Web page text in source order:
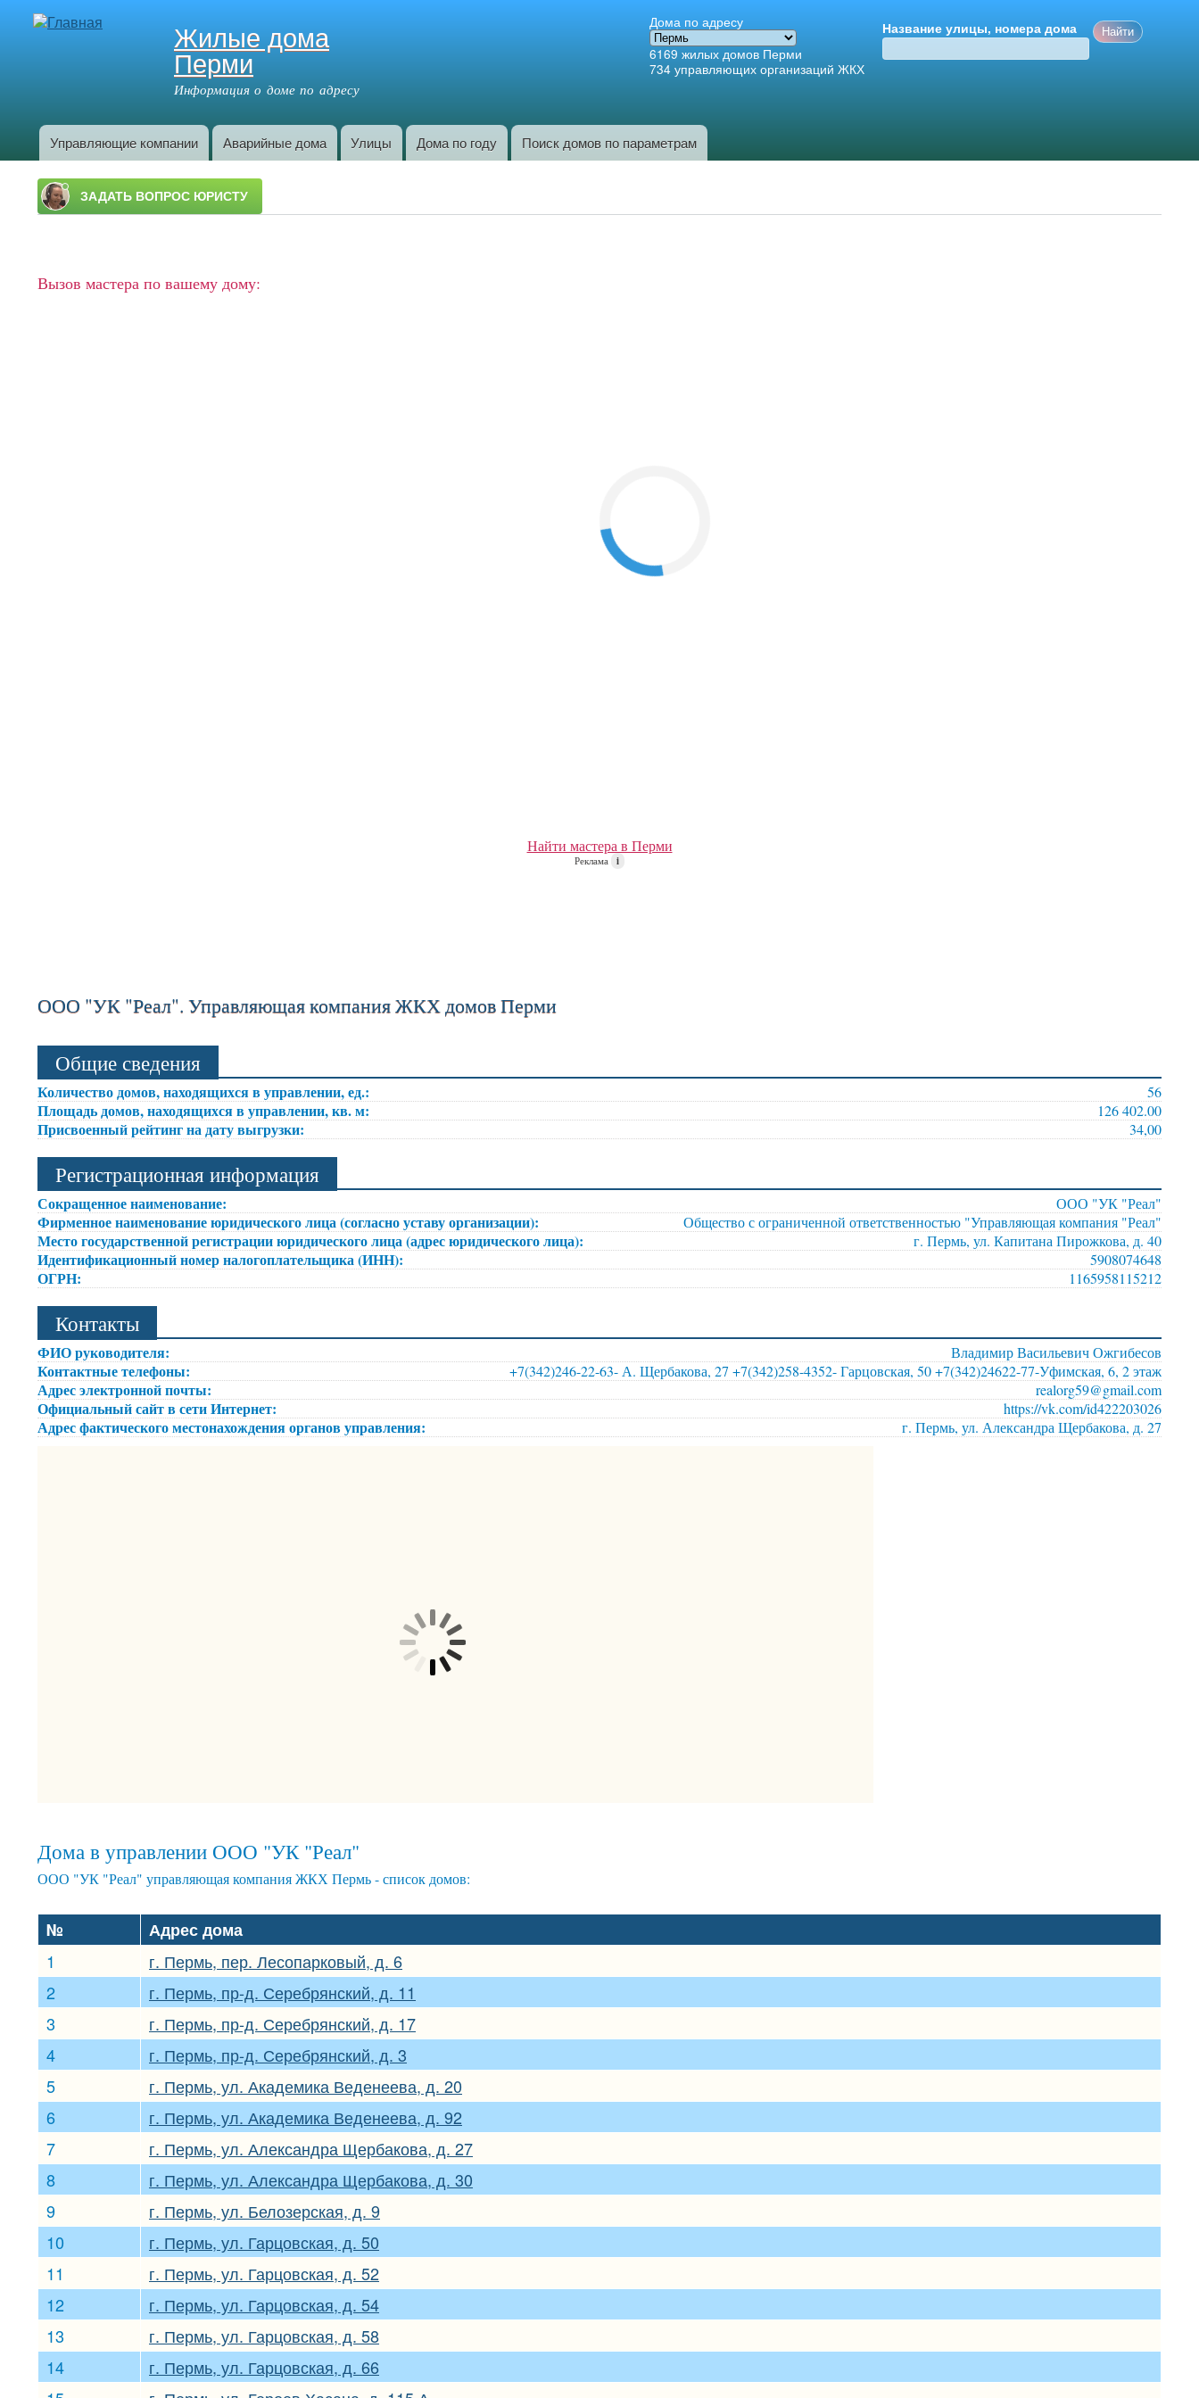
Жилые дома
Перми
Информация о доме по адресу
Дома по адресу
6169 жилых домов Перми
734 управляющих организаций ЖКХ
Название улицы, номера дома
Главное меню
Управляющие компании Аварийные дома Улицы Дома по году Поиск домов по параметрам
Вызов мастера по вашему дому:
Найти мастера в Перми
Реклама i
ООО "УК "Реал". Управляющая компания ЖКХ домов Перми
Общие сведения
Количество домов, находящихся в управлении, ед.: 56
Площадь домов, находящихся в управлении, кв. м: 126 402.00
Присвоенный рейтинг на дату выгрузки: 34,00
Регистрационная информация
Сокращенное наименование: ООО "УК "Реал"
Фирменное наименование юридического лица (согласно уставу организации): Общество с ограниченной ответственностью "Управляющая компания "Реал"
Место государственной регистрации юридического лица (адрес юридического лица): г. Пермь, ул. Капитана Пирожкова, д. 40
Идентификационный номер налогоплательщика (ИНН): 5908074648
ОГРН: 1165958115212
Контакты
ФИО руководителя: Владимир Васильевич Ожгибесов
Контактные телефоны: +7(342)246-22-63- А. Щербакова, 27 +7(342)258-4352- Гарцовская, 50 +7(342)24622-77-Уфимская, 6, 2 этаж
Адрес электронной почты: realorg59@gmail.com
Официальный сайт в сети Интернет: https://vk.com/id422203026
Адрес фактического местонахождения органов управления: г. Пермь, ул. Александра Щербакова, д. 27
Дома в управлении ООО "УК "Реал"
ООО "УК "Реал" управляющая компания ЖКХ Пермь - список домов:
№
Адрес дома
1
г. Пермь, пер. Лесопарковый, д. 6
2
г. Пермь, пр-д. Серебрянский, д. 11
3
г. Пермь, пр-д. Серебрянский, д. 17
4
г. Пермь, пр-д. Серебрянский, д. 3
5
г. Пермь, ул. Академика Веденеева, д. 20
6
г. Пермь, ул. Академика Веденеева, д. 92
7
г. Пермь, ул. Александра Щербакова, д. 27
8
г. Пермь, ул. Александра Щербакова, д. 30
9
г. Пермь, ул. Белозерская, д. 9
10
г. Пермь, ул. Гарцовская, д. 50
11
г. Пермь, ул. Гарцовская, д. 52
12
г. Пермь, ул. Гарцовская, д. 54
13
г. Пермь, ул. Гарцовская, д. 58
14
г. Пермь, ул. Гарцовская, д. 66